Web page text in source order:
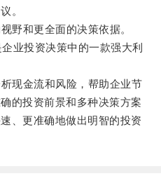
。
和更全面的决策依据。
投资决策中的一款强大利
金流和风险，帮助企业节
的投资前景和多种决策方案
、更准确地做出明智的投资